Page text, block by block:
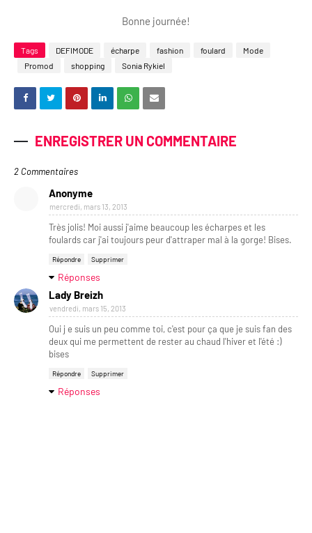
Bonne journée!
Tags DEFIMODE écharpe fashion foulard
Mode
Promod
shopping Sonia Rykiel
ENREGISTRER UN COMMENTAIRE
2 Commentaires
Anonyme
mercredi, mars 13, 2013
Très jolis! Moi aussi j'aime beaucoup les écharpes et les
foulards car j'ai toujours peur d'attraper mal à la gorge! Bises.
Répondre Supprimer
Réponses
Lady Breizh
vendredi, mars 15, 2013
Oui j e suis un peu comme toi, c'est pour ça que je suis fan des
deux qui me permettent de rester au chaud l'hiver et l'été :)
bises
Répondre Supprimer
Réponses